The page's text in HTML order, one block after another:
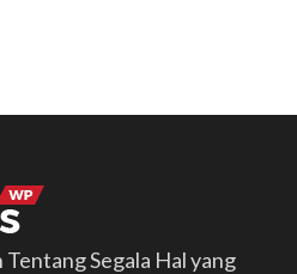
Segala Hal yang